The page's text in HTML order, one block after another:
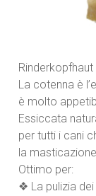
La cotenna è
è molto
Essiccata
per tutti i cani
la
Ottimo per:
❖ La pulizia